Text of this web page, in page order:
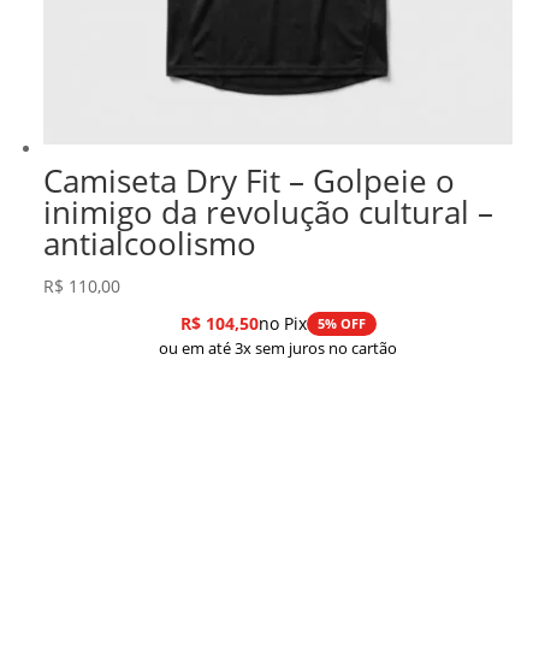
Camiseta Dry Fit – Golpeie o
inimigo da revolução cultural –
antialcoolismo
R$ 110,00
R$104,50no Pix 5% OFF
ou em até 3x sem juros no cartão